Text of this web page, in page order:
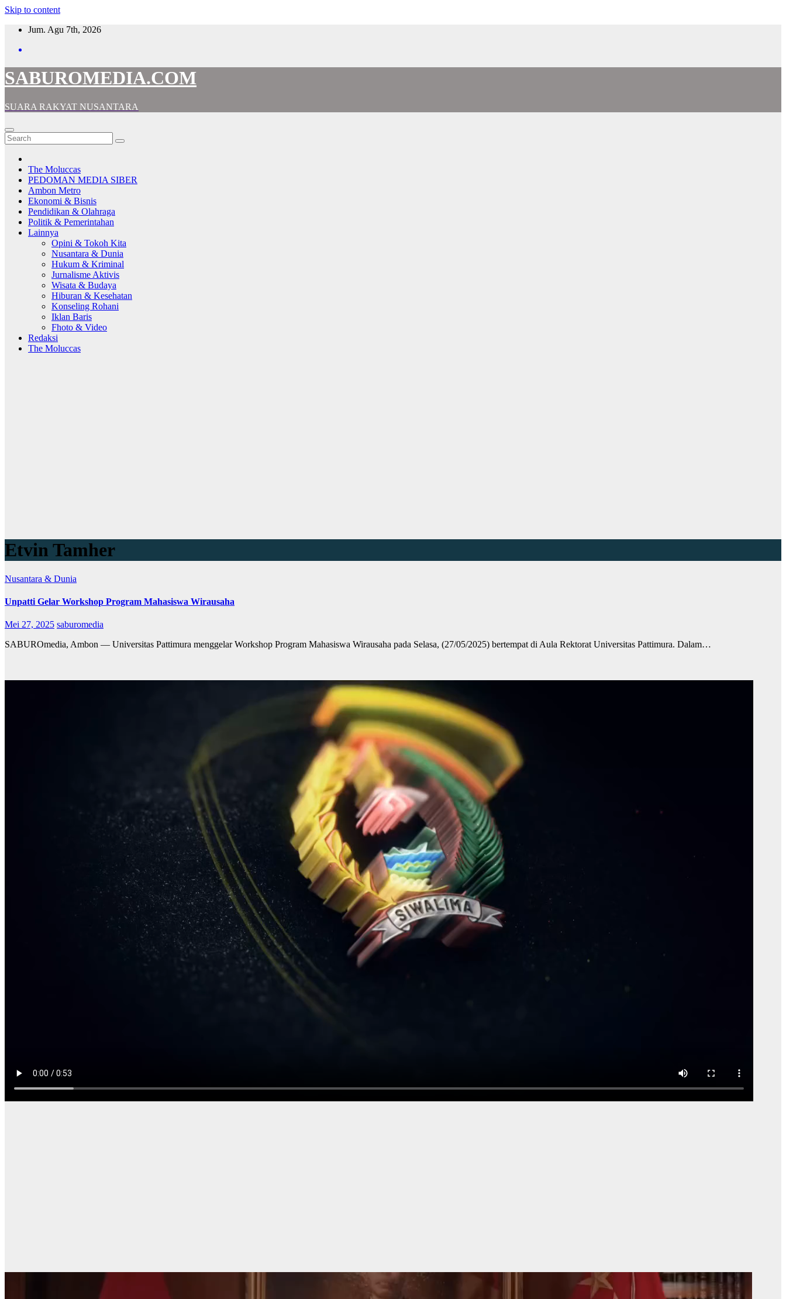
Skip to content
Jum. Agu 7th, 2026
SABUROMEDIA.COM
SUARA RAKYAT NUSANTARA
The Moluccas
PEDOMAN MEDIA SIBER
Ambon Metro
Ekonomi & Bisnis
Pendidikan & Olahraga
Politik & Pemerintahan
Lainnya
Opini & Tokoh Kita
Nusantara & Dunia
Hukum & Kriminal
Jurnalisme Aktivis
Wisata & Budaya
Hiburan & Kesehatan
Konseling Rohani
Iklan Baris
Fhoto & Video
Redaksi
The Moluccas
Etvin Tamher
Nusantara & Dunia
Unpatti Gelar Workshop Program Mahasiswa Wirausaha
Mei 27, 2025 saburomedia
SABUROmedia, Ambon — Universitas Pattimura menggelar Workshop Program Mahasiswa Wirausaha pada Selasa, (27/05/2025) bertempat di Aula Rektorat Universitas Pattimura. Dalam…